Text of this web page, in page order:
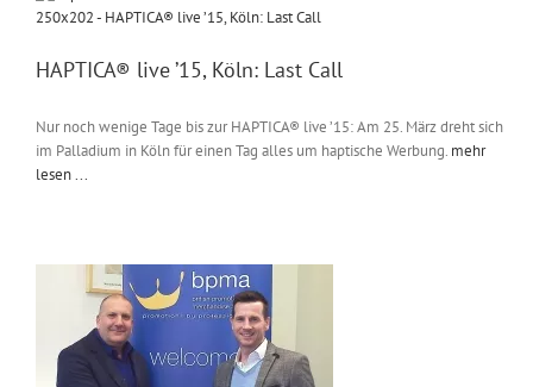
HAPTICA® live ’15, Köln: Last Call
Nur noch wenige Tage bis zur HAPTICA® live ’15: Am 25. März dreht sich
im Palladium in Köln für einen Tag alles um haptische Werbung. mehr
lesen ...